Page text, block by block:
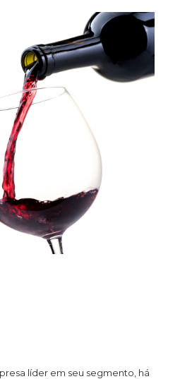
líder em seu segmento, há